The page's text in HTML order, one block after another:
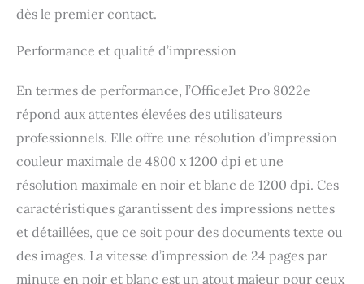
dès le premier contact.
Performance et qualité d’impression
En termes de performance, l’OfficeJet Pro 8022e
répond aux attentes élevées des utilisateurs
professionnels. Elle offre une résolution d’impression
couleur maximale de 4800 x 1200 dpi et une
résolution maximale en noir et blanc de 1200 dpi. Ces
caractéristiques garantissent des impressions nettes
et détaillées, que ce soit pour des documents texte ou
des images. La vitesse d’impression de 24 pages par
minute en noir et blanc est un atout majeur pour ceux